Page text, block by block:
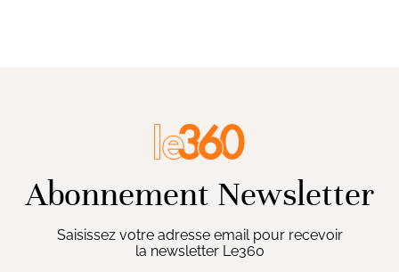
Abonnement Newsletter
Saisissez votre adresse email pour recevoir
la newsletter Le360